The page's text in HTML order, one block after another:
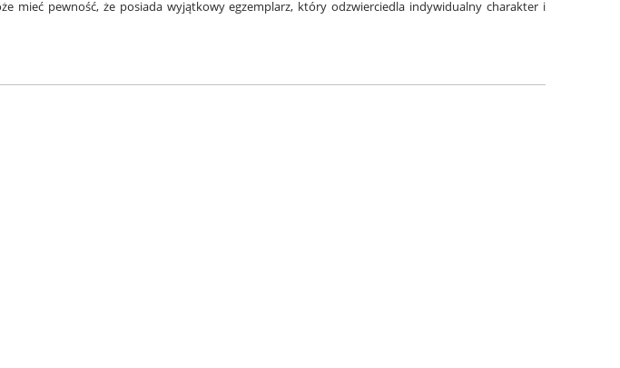
mieć pewność, że posiada wyjątkowy egzemplarz, który odzwierciedla indywidualny charakter i